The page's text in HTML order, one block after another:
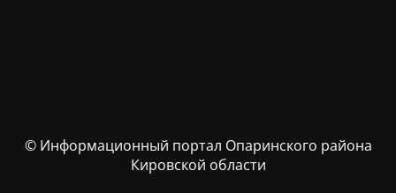
© Информационный портал Опаринского района
Кировской области